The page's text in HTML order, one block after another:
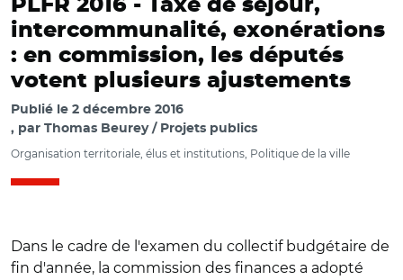
PLFR 2016 - Taxe de séjour,
intercommunalité, exonérations
: en commission, les députés
votent plusieurs ajustements
Publié le 2 décembre 2016
par Thomas Beurey / Projets publics
Organisation territoriale, élus et institutions, Politique de la ville
Dans le cadre de l'examen du collectif budgétaire de
fin d'année, la commission des finances a adopté